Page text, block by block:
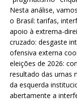
Nesta análise,
o Brasil: tarifas,
apoio à extrema-
cruzado: desgaste
ofensiva externa
eleições de 2026:
resultado das urnas
da esquerda
abertamente a